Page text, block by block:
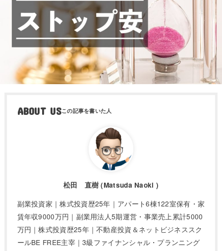
ABOUT US
松田 直樹 (Matsuda Naoki )
副業投資家｜株式投資歴25年｜アパート6棟122室保有・家
賃年収9000万円｜副業用法人5期運営・事業売上累計5000
万円｜株式投資歴25年｜不動産投資＆ネットビジネススク
ールBE FREE主宰｜3級ファイナンシャル・プランニング